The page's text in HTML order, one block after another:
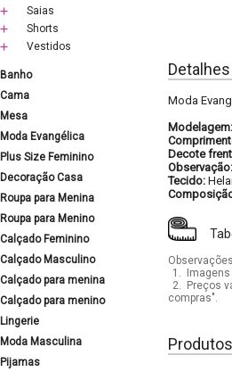
Saias
Shorts
Vestidos
Banho
Cama
Mesa
Moda Evangélica
Plus Size Feminino
Decoração Casa
Roupa para Menina
Roupa para Menino
Calçado Feminino
Calçado Masculino
Calçado para menina
Calçado para menino
Lingerie
Moda Masculina
Pijamas
Moda
Modelagem:
Decote
Observação:
Tecido:
1.
2.
Preços
compras".